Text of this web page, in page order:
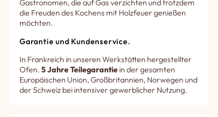
Gastronomen, die auf Gas verzichten und trotzdem
die Freuden des Kochens mit Holzfeuer genießen
möchten.
Garantie und Kundenservice.
In Frankreich in unseren Werkstätten hergestellter
Ofen. 5 Jahre Teilegarantie in der gesamten
Europäischen Union, Großbritannien, Norwegen und
der Schweiz bei intensiver gewerblicher Nutzung.